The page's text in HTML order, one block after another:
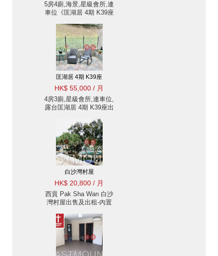
5房4廁,海景,星級會所,連
車位《匡湖居 4期 K39座
匡湖居 4期 K39座
HK$ 55,000 / 月
4房3廁,星級會所,連車位,
露台匡湖居 4期 K39座出
白沙灣村屋
HK$ 20,800 / 月
西貢 Pak Sha Wan 白沙
灣村屋出售及出租-內置